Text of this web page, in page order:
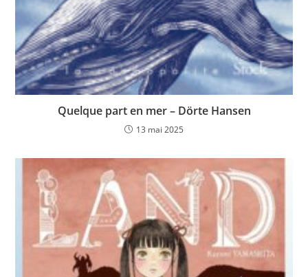
Quelque part en mer – Dörte Hansen
13 mai 2025